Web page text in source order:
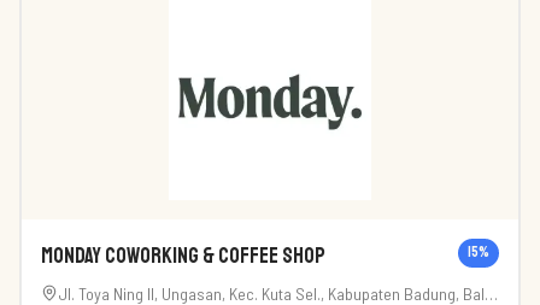
Monday Coworking & Coffee Shop 15%
Jl. Toya Ning II, Ungasan, Kec. Kuta Sel., Kabupaten Badung, Bali